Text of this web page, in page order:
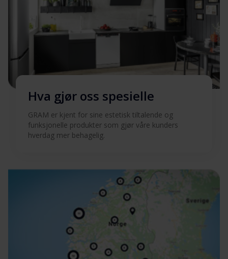
Produktbilde DS 6400-
60/1
Last ned
60/1
Last ned
Hent alt (15) Hent utvalgt
Hva gjør oss spesielle
GRAM er kjent for sine estetisk tiltalende og
funksjonelle produkter som gjør våre kunders
hverdag mer behagelig.